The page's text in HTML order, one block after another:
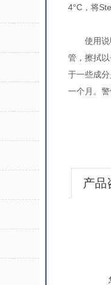
4°C，将
使用说明
管，擦拭
于一些成
一个月。
产品